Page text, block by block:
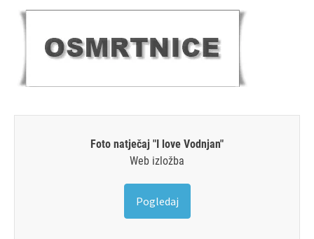
Foto natječaj "I love Vodnjan"
Web izložba
Pogledaj